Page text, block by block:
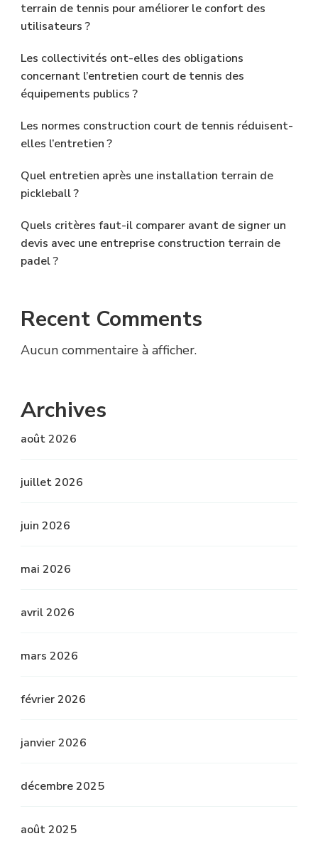
terrain de tennis pour améliorer le confort des
utilisateurs ?
Les collectivités ont-elles des obligations
concernant l’entretien court de tennis des
équipements publics ?
Les normes construction court de tennis réduisent-
elles l’entretien ?
Quel entretien après une installation terrain de
pickleball ?
Quels critères faut-il comparer avant de signer un
devis avec une entreprise construction terrain de
padel ?
Recent Comments
Aucun commentaire à afficher.
Archives
août 2026
juillet 2026
juin 2026
mai 2026
avril 2026
mars 2026
février 2026
janvier 2026
décembre 2025
août 2025